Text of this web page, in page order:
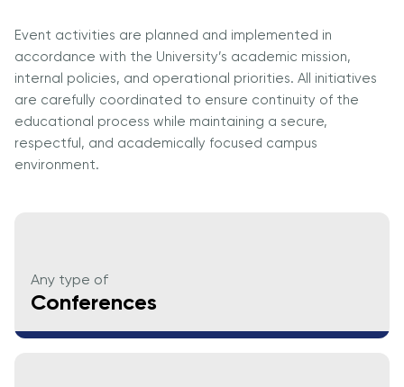
Курс PDU
Гранты и
Стипендии
Заявления о
Dream
Подать
заявку и
Event activities are planned and implemented in
accordance with the University’s academic mission,
internal policies, and operational priorities. All initiatives
are carefully coordinated to ensure continuity of the
educational process while maintaining a secure,
respectful, and academically focused campus
environment.
Any type of
Conferences